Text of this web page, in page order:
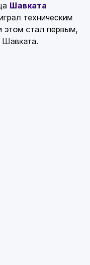
Шавката
техническим
этом стал первым,
Шавката.